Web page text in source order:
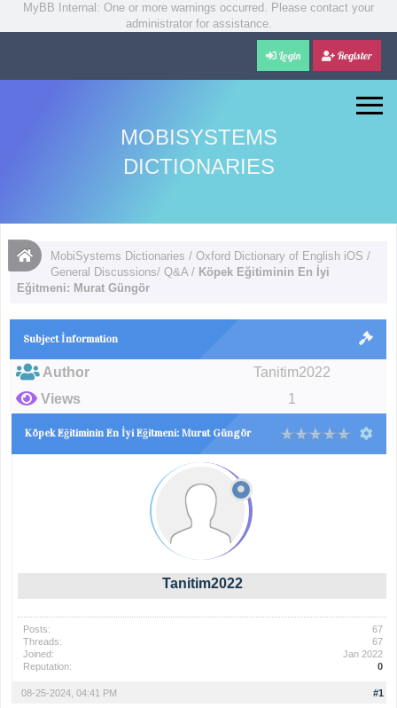
MyBB Internal: One or more warnings occurred. Please contact your
administrator for assistance.
Login Register
MOBISYSTEMS
DICTIONARIES
MobiSystems Dictionaries /Oxford Dictionary of English iOS /
General Discussions/ Q&A / Köpek Eğitiminin En İyi
Eğitmeni: Murat Güngör
Subject İnformation
Author
Tanitim2022
Views
1
Köpek Eğitiminin En İyi Eğitmeni: Murat Güngör
Tanitim2022
Posts:
67
Threads:
67
Joined:
Jan 2022
Reputation:
0
#1
08-25-2024, 04:41 PM